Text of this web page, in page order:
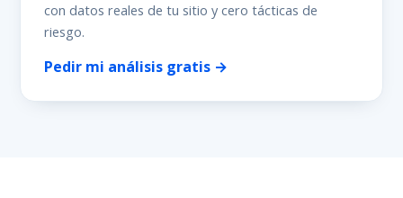
con datos reales de tu sitio y cero tácticas de
riesgo.
Pedir mi análisis gratis →